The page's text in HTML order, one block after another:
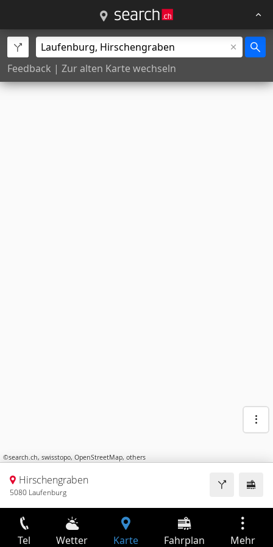
Feedback | Zur alten Karte wechseln
©search.ch, swisstopo, OpenStreetMap, others
Hirschengraben
5080 Laufenburg
Tel Wetter Karte Fahrplan Mehr